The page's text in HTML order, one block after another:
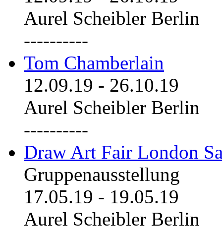
Aurel Scheibler Berlin
----------
Tom Chamberlain
12.09.19 - 26.10.19
Aurel Scheibler Berlin
----------
Draw Art Fair London
Gruppenausstellung
17.05.19 - 19.05.19
Aurel Scheibler Berlin